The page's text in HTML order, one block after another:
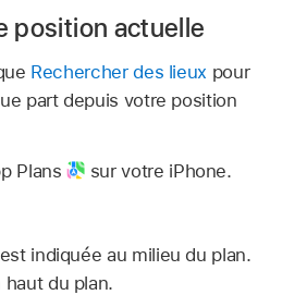
position actuelle
Rechercher des lieux pour
part depuis votre position
Plans
sur votre iPhone.
indiquée au milieu du plan.
du plan.